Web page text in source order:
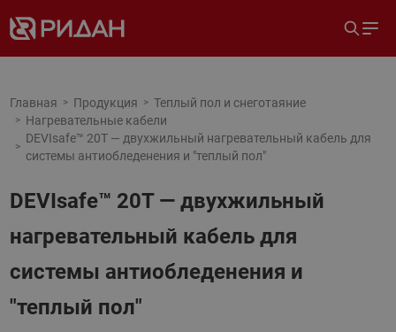
Главная Продукция
Теплый пол и снеготаяние
Нагревательные кабели
DEVIsafe™ 20T — двухжильный нагревательный кабель для
системы антиобледенения и "теплый пол"
DEVIsafe™ 20T — двухжильный
нагревательный кабель для
системы антиобледенения и
"теплый пол"